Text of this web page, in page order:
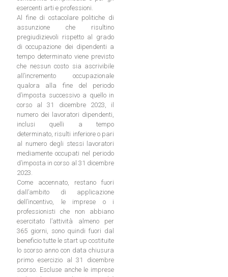
esercenti arti e professioni.
Al fine di ostacolare politiche di
assunzione che risultino
pregiudizievoli rispetto al grado
di occupazione dei dipendenti a
tempo determinato viene previsto
che nessun costo sia ascrivibile
all’incremento occupazionale
qualora alla fine del periodo
d’imposta successivo a quello in
corso al 31 dicembre 2023, il
numero dei lavoratori dipendenti,
inclusi quelli a tempo
determinato, risulti inferiore o pari
al numero degli stessi lavoratori
mediamente occupati nel periodo
d’imposta in corso al 31 dicembre
2023.
Come accennato, restano fuori
dall’ambito di applicazione
dell’incentivo, le imprese o i
professionisti che non abbiano
esercitato l’attività almeno per
365 giorni, sono quindi fuori dal
beneficio tutte le start up costituite
lo scorso anno con data chiusura
primo esercizio al 31 dicembre
scorso. Escluse anche le imprese